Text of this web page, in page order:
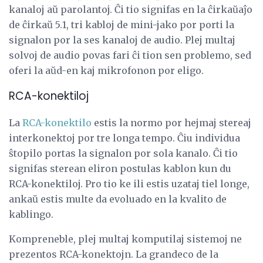
kanaloj aŭ parolantoj. Ĉi tio signifas en la ĉirkaŭaĵo
de ĉirkaŭ 5.1, tri kabloj de mini-jako por porti la
signalon por la ses kanaloj de audio. Plej multaj
solvoj de audio povas fari ĉi tion sen problemo, sed
oferi la aŭd-en kaj mikrofonon por eligo.
RCA-konektiloj
La RCA-konektilo estis la normo por hejmaj stereaj
interkonektoj por tre longa tempo. Ĉiu individua
ŝtopilo portas la signalon por sola kanalo. Ĉi tio
signifas sterean eliron postulas kablon kun du
RCA-konektiloj. Pro tio ke ili estis uzataj tiel longe,
ankaŭ estis multe da evoluado en la kvalito de
kablingo.
Kompreneble, plej multaj komputilaj sistemoj ne
prezentos RCA-konektojn. La grandeco de la